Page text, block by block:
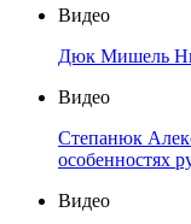
Видео
Дюк Мишель
Видео
Степанюк
особенностях
Видео